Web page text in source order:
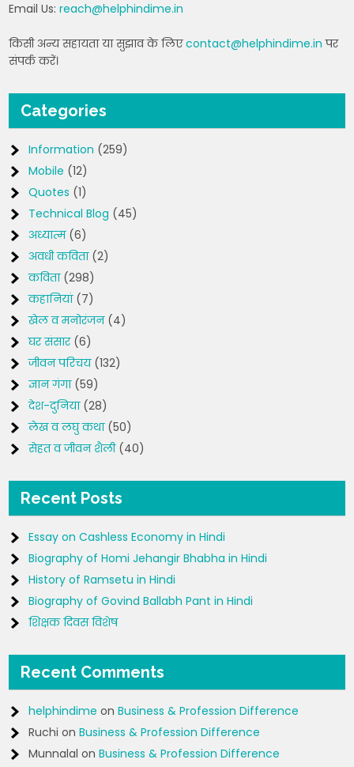
Email Us:reach@helphindime.in
किसी अन्य सहायता या सुझाव के लिएcontact@helphindime.in पर
संपर्क करें।
Categories
Information (259)
Mobile (12)
Quotes (1)
Technical Blog (45)
अध्यात्म(6)
अवधी कविता(2)
कविता(298)
कहानियां(7)
खेल व मनोरंजन(4)
घर संसार(6)
जीवन परिचय(132)
ज्ञान गंगा(59)
देश-दुनिया(28)
लेख व लघु कथा(50)
सेहत व जीवन शैली(40)
Recent Posts
Essay on Cashless Economy in Hindi
Biography of Homi Jehangir Bhabha in Hindi
History of Ramsetu in Hindi
Biography of Govind Ballabh Pant in Hindi
शिक्षक दिवस विशेष
Recent Comments
helphindime onBusiness & Profession Difference
Ruchi onBusiness & Profession Difference
Munnalal onBusiness & Profession Difference